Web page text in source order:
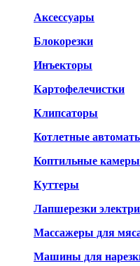
Аксессуары
Блокорезки
Инъекторы
Картофелечистки
Клипсаторы
Котлетные
Коптильные камеры
Куттеры
Лапшерезки
Массажеры для
Машины для